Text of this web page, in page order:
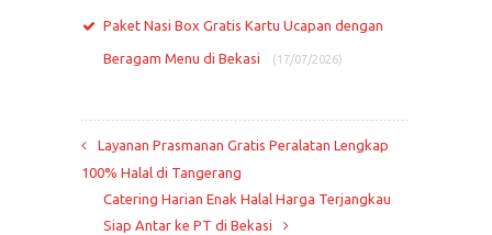
Paket Nasi Box Gratis Kartu Ucapan dengan
Beragam Menu di Bekasi (17/07/2026)
Layanan Prasmanan Gratis Peralatan Lengkap
100% Halal di Tangerang
Catering Harian Enak Halal Harga Terjangkau
Siap Antar ke PT di Bekasi